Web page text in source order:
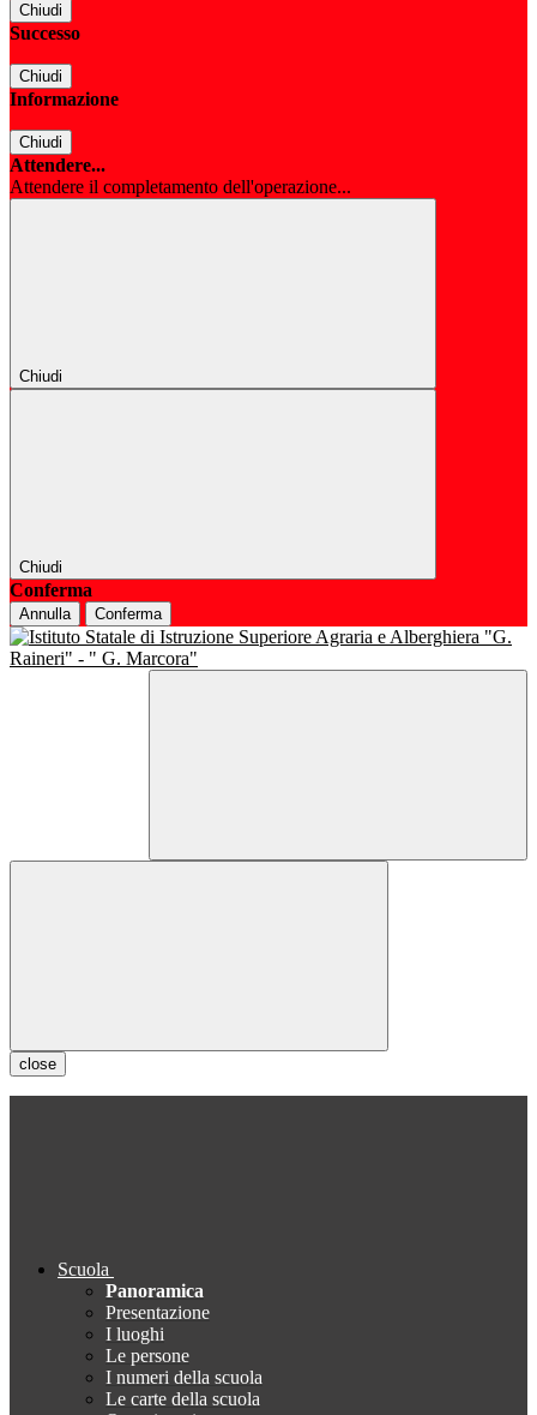
Chiudi
Successo
Chiudi
Informazione
Chiudi
Attendere...
Attendere il completamento dell'operazione...
Chiudi
Chiudi
Conferma
Annulla Conferma
close
Scuola
Panoramica
Presentazione
I luoghi
Le persone
I numeri della scuola
Le carte della scuola